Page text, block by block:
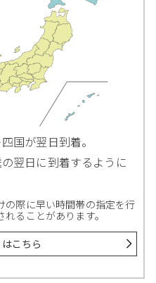
国が翌日到着。
翌日に到着するように
際に早い時間帯の指定を行
ることがあります。
こちら